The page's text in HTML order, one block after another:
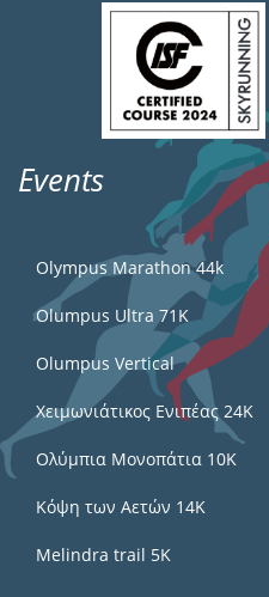
Events
Olympus Marathon 44k
Olumpus Ultra 71K
Olumpus Vertical
Χειμωνιάτικος Ενιπέας 24Κ
Ολύμπια Μονοπάτια 10Κ
Κόψη των Αετών 14Κ
Melindra trail 5Κ